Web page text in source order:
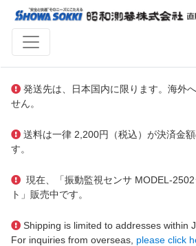
発送先は、日本国内に限ります。海外
せん。
送料は一律 2,200円（税込）が決済金
す。
現在、「振動監視センサ MODEL-
ト」販売中です。
Shipping is limited to addresses within
For inquiries from overseas, please click